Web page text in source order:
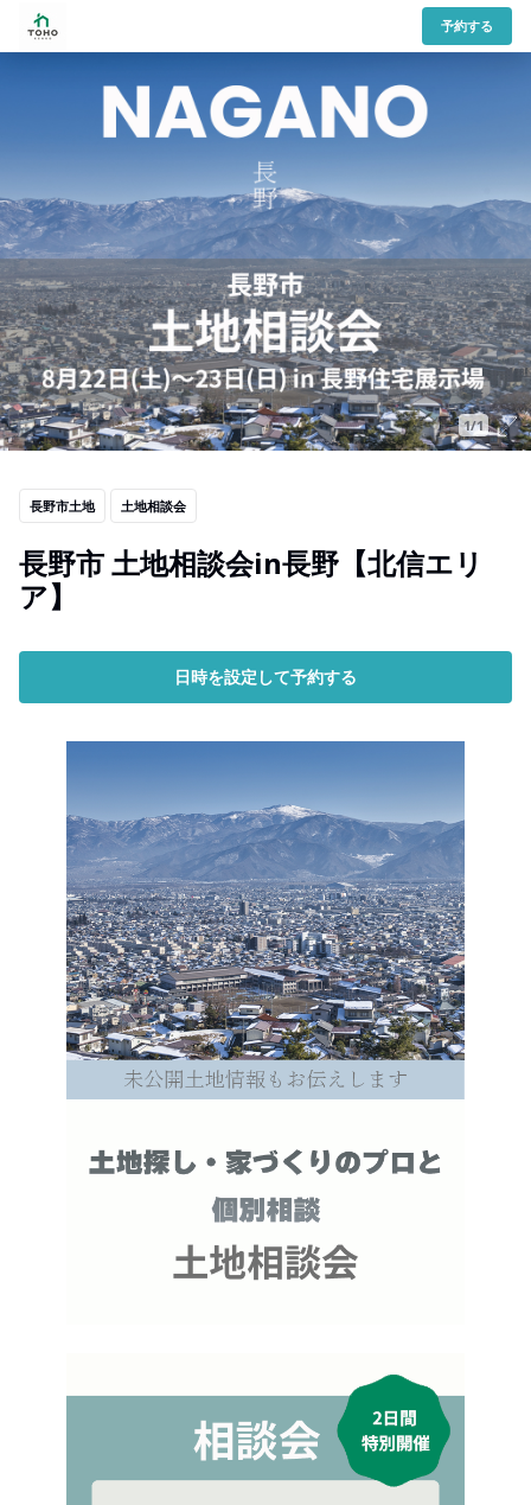
予約する
1/1
長野市土地 土地相談会
長野市 土地相談会in長野【北信エリ
ア】
日時を設定して予約する